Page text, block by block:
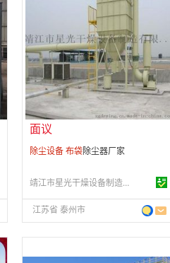
会员注册：
第 12 年
经营模式：生产制造
成立日期：2014-12-08
供应产品：40 条
面议
除尘设备布袋除尘器厂家
靖江市星光干燥设备制造有限公司
江苏省 泰州市